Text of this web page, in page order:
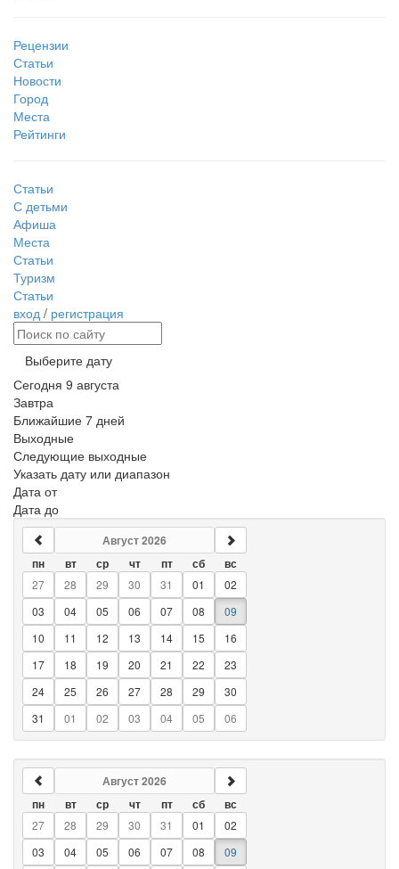
Рецензии
Статьи
Новости
Город
Места
Рейтинги
Статьи
С детьми
Афиша
Места
Статьи
Туризм
Статьи
вход / регистрация
Выберите дату
Сегодня 9 августа
Завтра
Ближайшие 7 дней
Выходные
Следующие выходные
Указать дату или диапазон
Дата от
Дата до
Август 2026
пн вт ср чт пт сб
вс
27
28 29 30 31 01
02
03
04 05 06 07 08
09
10
11 12 13 14 15
16
17
18 19 20 21 22
23
24
25 26 27 28 29
30
31
01 02 03 04 05 06
Август 2026
пн вт ср чт пт сб
вс
27
28 29 30 31 01
02
03
04 05 06 07 08
09